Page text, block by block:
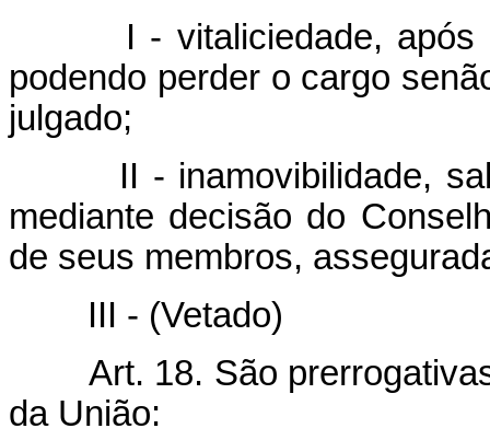
I - vitaliciedade,
podendo perder o cargo
julgado;
II - inamovibilidade,
mediante decisão do
de seus membros,
III - (Vetado)
Art. 18. São
da União: